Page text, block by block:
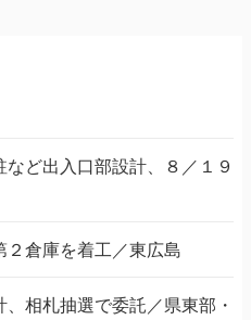
ど出入口部設計、８／１９
２倉庫を着工／東広島
相札抽選で委託／県東部・